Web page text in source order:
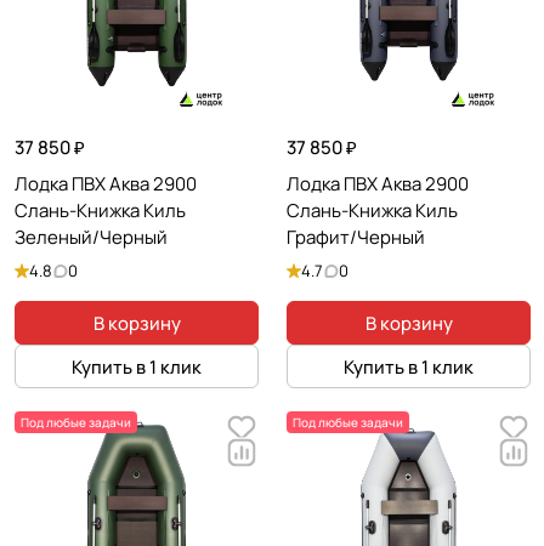
37 850 ₽
Лодка ПВХ Аква 2900
Слань-Книжка Киль
Зеленый/Черный
4.8 0
В корзину
Купить в 1 клик
37 850 ₽
Лодка ПВХ Аква 2900
Слань-Книжка Киль
Графит/Черный
4.7 0
В корзину
Купить в 1 клик
Под любые задачи Под любые задачи